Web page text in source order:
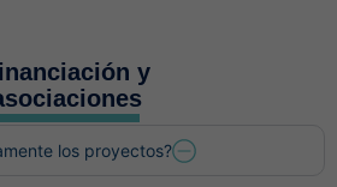
y
los proyectos?